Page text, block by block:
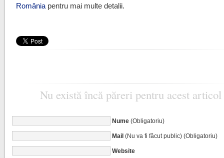
România pentru mai multe detalii.
Nu există încă păreri pentru acest articol
Nume(Obligatoriu)
Mail(Nu va fi făcut public) (Obligatoriu)
Website